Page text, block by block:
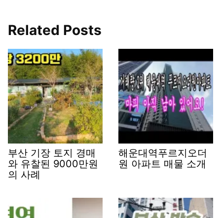
Related Posts
부산 기장 토지 경매
와 유찰된 9000만원
의 사례
해운대역푸르지오더
원 아파트 매물 소개